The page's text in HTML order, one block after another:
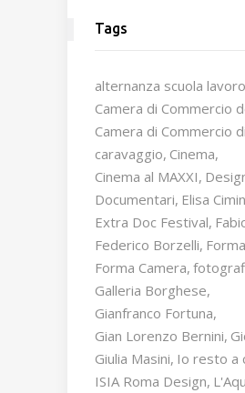
Tags
alternanza scuola lavoro
Camera di Commercio
Camera di Commercio
caravaggio Cinema
Cinema al MAXXI
Documentari Elisa
Extra Doc Festival
Federico Borzelli
Forma Camera
Galleria Borghese
Gianfranco Fortuna
Gian Lorenzo Bernini
Giulia Masini Io resto a
ISIA Roma Design